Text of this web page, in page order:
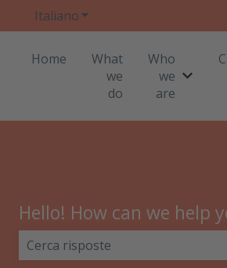
ItalianoMostra sottomenu per
Home
What
we
do
Who
we
are
Hello! How can we help